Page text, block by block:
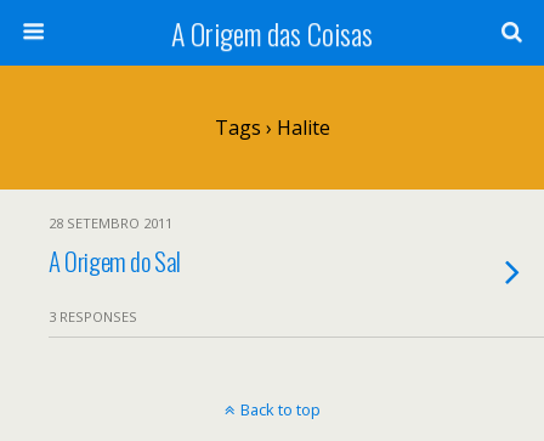
A Origem das Coisas
Tags › Halite
28 SETEMBRO 2011
A Origem do Sal
3 RESPONSES
Back to top